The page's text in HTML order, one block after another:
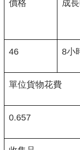
價格 成
46 8小
單位貨物花費
0.657